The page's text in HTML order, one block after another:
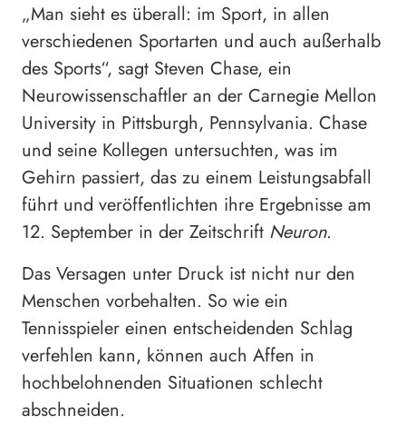
„Man sieht es überall: im Sport, in allen
verschiedenen Sportarten und auch außerhalb
des Sports“, sagt Steven Chase, ein
Neurowissenschaftler an der Carnegie Mellon
University in Pittsburgh, Pennsylvania. Chase
und seine Kollegen untersuchten, was im
Gehirn passiert, das zu einem Leistungsabfall
führt und veröffentlichten ihre Ergebnisse am
12. September in der Zeitschrift Neuron.
Das Versagen unter Druck ist nicht nur den
Menschen vorbehalten. So wie ein
Tennisspieler einen entscheidenden Schlag
verfehlen kann, können auch Affen in
hochbelohnenden Situationen schlecht
abschneiden.